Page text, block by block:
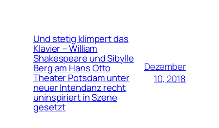
Und stetig klimpert das
Klavier – William
Shakespeare und Sibylle
Berg am Hans Otto
Theater Potsdam unter
neuer Intendanz recht
uninspiriert in Szene
gesetzt
Dezember
10, 2018